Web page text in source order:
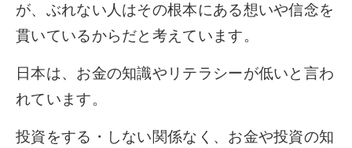
が、ぶれない人はその根本にある想いや信念を
貫いているからだと考えています。
日本は、お金の知識やリテラシーが低いと言わ
れています。
投資をする・しない関係なく、お金や投資の知